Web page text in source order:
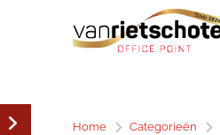
Home Categorieën